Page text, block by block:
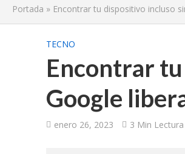
Portada » Encontrar tu dispositivo incluso
TECNO
Encontrar
Google
enero 26, 2023 3 Min Lectura